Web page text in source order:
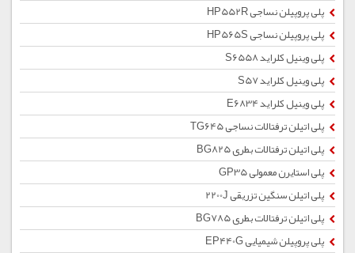
پلی پروپیلن نساجی HP552R
پلی پروپیلن نساجی HP565S
پلی وینیل کلراید S6558
پلی وینیل کلراید S57
پلی وینیل کلراید E6834
پلی اتیلن ترفتالات نساجی TG645
پلی اتیلن ترفتالات بطری BG825
پلی استایرن معمولی GP35
پلی اتیلن سنگین تزریقی 2200J
پلی اتیلن ترفتالات بطری BG785
پلی پروپیلن شیمیایی EP440G